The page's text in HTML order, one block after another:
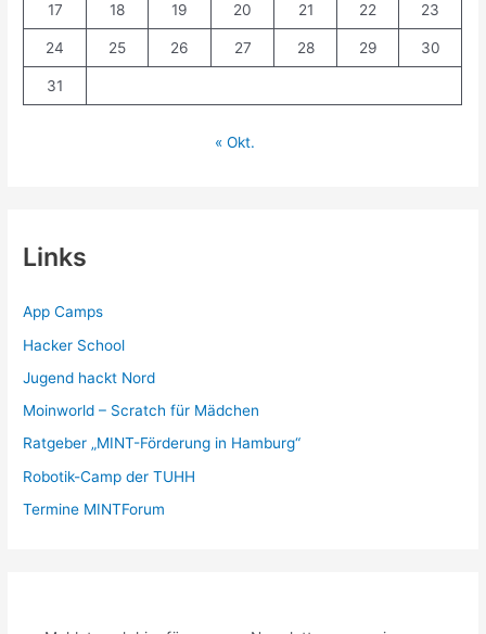
17 18 19 20 21 22 23
24 25 26 27 28 29 30
31
« Okt.
Links
App Camps
Hacker School
Jugend hackt Nord
Moinworld – Scratch für Mädchen
Ratgeber „MINT-Förderung in Hamburg“
Robotik-Camp der TUHH
Termine MINTForum